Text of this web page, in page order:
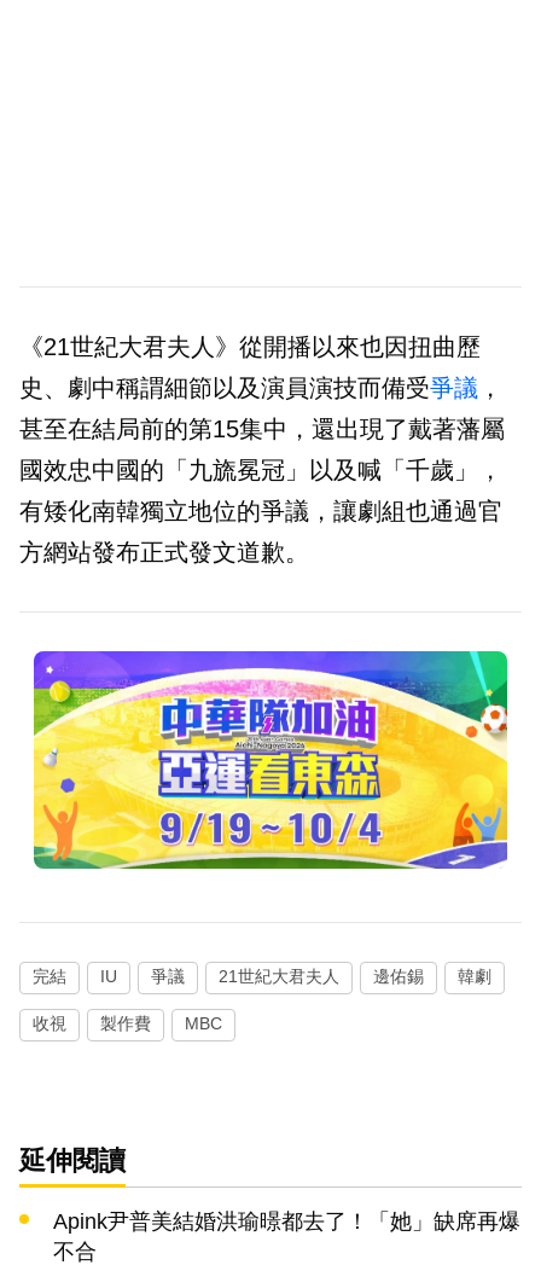
《21世紀大君夫人》從開播以來也因扭曲歷
史、劇中稱謂細節以及演員演技而備受爭議 ，
甚至在結局前的第15集中，還出現了戴著藩屬
國效忠中國的「九旒冕冠」以及喊「千歲」，
有矮化南韓獨立地位的爭議，讓劇組也通過官
方網站發布正式發文道歉。
完結 IU 爭議 21世紀大君夫人 邊佑錫 韓劇
收視 製作費 MBC
延伸閱讀
Apink尹普美結婚洪瑜暻都去了！「她」缺席再爆
不合